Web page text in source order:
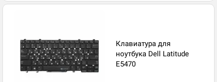
Клавиатура для
ноутбука Dell Latitude
E5470